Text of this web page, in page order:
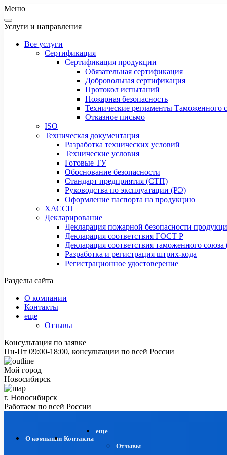
Меню
Услуги и направления
Все услуги
Сертификация
Сертификация продукции
Обязательная сертификация
Добровольная сертификация
Протокол испытаний
Пожарная безопасность
Технические регламенты Таможенного
Отказное письмо
ISO
Техническая документация
Разработка технических условий
Технические условия
Готовые ТУ
Обоснование безопасности
Стандарт предприятия (СТП)
Руководства по эксплуатации (РЭ)
Оформление паспорта на продукцию
ХАССП
Декларирование
Декларация пожарной безопасности
Декларация соответствия ГОСТ Р
Декларация соответствия таможенного
Разработка и регистрация штрих-кода
Регистрационное удостоверение
Разделы сайта
О компании
Контакты
еще
Отзывы
Консультация по заявке
Пн-Пт 09:00-18:00, консультации по всей России
Мой город
Новосибирск
г. Новосибирск
Работаем по всей России
О компании Контакты
еще
Отзывы